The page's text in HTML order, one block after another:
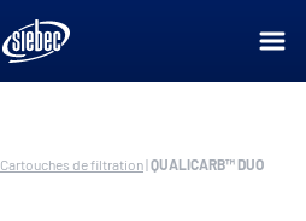
Cartouches de filtration|QUALICARB™ DUO